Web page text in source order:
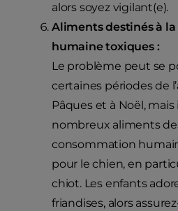
alors soyez vigilant(e).
Aliments destinés à
humaine toxiques :
Le problème peut se
certaines périodes de
Pâques et à Noël,
nombreux aliments
consommation
pour le chien, en
chiot. Les enfants
friandises, alors